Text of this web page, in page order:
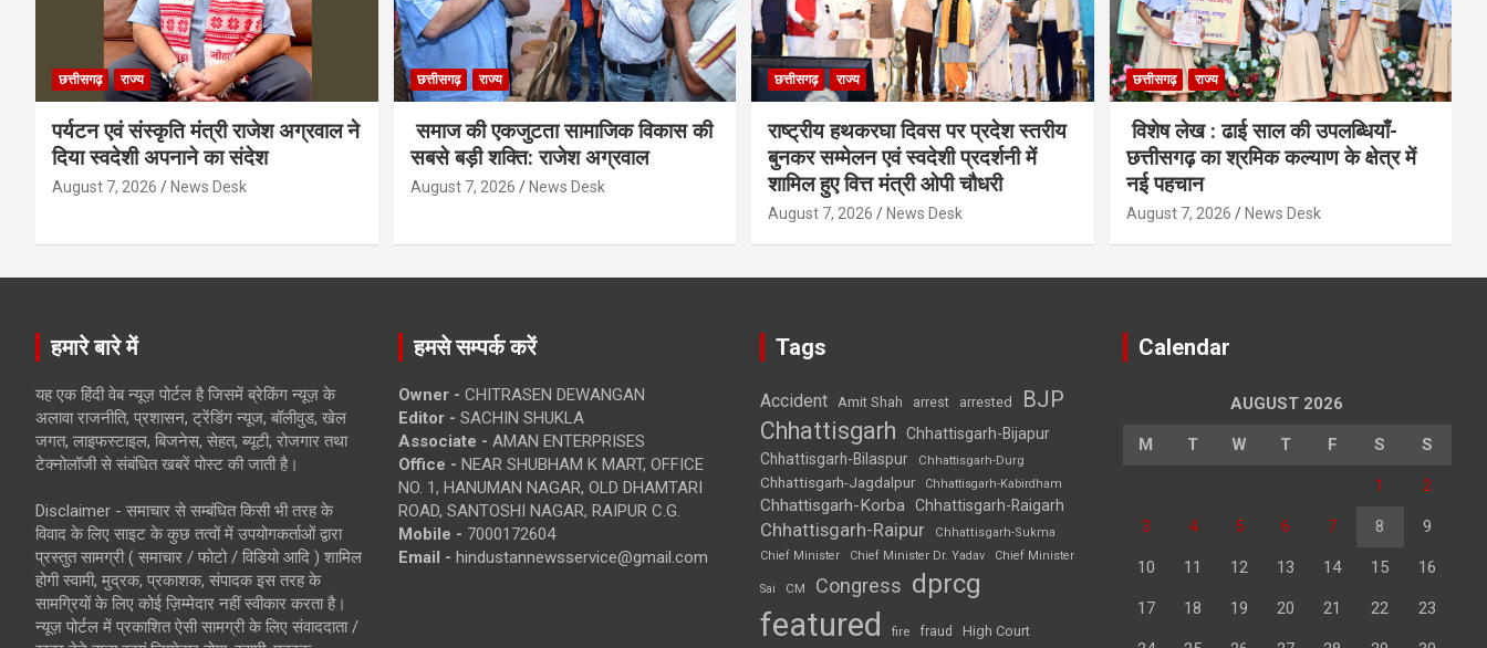
छत्तीसगढ़ राज्य
पर्यटन एवं संस्कृति मंत्री राजेश अग्रवाल ने
दिया स्वदेशी अपनाने का संदेश
August 7, 2026 News Desk
छत्तीसगढ़ राज्य
समाज की एकजुटता सामाजिक विकास की
सबसे बड़ी शक्ति: राजेश अग्रवाल
August 7, 2026 News Desk
छत्तीसगढ़ राज्य
राष्ट्रीय हथकरघा दिवस पर प्रदेश स्तरीय
बुनकर सम्मेलन एवं स्वदेशी प्रदर्शनी में
शामिल हुए वित्त मंत्री ओपी चौधरी
August 7, 2026 News Desk
छत्तीसगढ़ राज्य
विशेष लेख : ढाई साल की उपलब्धियाँ-
छत्तीसगढ़ का श्रमिक कल्याण के क्षेत्र में
नई पहचान
August 7, 2026 News Desk
हमारे बारे में
यह एक हिंदी वेब न्यूज़ पोर्टल है जिसमें ब्रेकिंग न्यूज़ के
अलावा राजनीति, प्रशासन, ट्रेंडिंग न्यूज, बॉलीवुड, खेल
जगत, लाइफस्टाइल, बिजनेस, सेहत, ब्यूटी, रोजगार तथा
टेक्नोलॉजी से संबंधित खबरें पोस्ट की जाती है।
Disclaimer - समाचार से सम्बंधित किसी भी तरह के
विवाद के लिए साइट के कुछ तत्वों में उपयोगकर्ताओं द्वारा
प्रस्तुत सामग्री ( समाचार / फोटो / विडियो आदि ) शामिल
होगी स्वामी, मुद्रक, प्रकाशक, संपादक इस तरह के
सामग्रियों के लिए कोई ज़िम्मेदार नहीं स्वीकार करता है।
न्यूज़ पोर्टल में प्रकाशित ऐसी सामग्री के लिए संवाददाता /
हमसे सम्पर्क करें
Owner - CHITRASEN DEWANGAN
Editor - SACHIN SHUKLA
Associate - AMAN ENTERPRISES
Office - NEAR SHUBHAM K MART, OFFICE
NO. 1, HANUMAN NAGAR, OLD DHAMTARI
ROAD, SANTOSHI NAGAR, RAIPUR C.G.
Mobile - 7000172604
Email - hindustannewsservice@gmail.com
Tags
Accident Amit Shah arrest arrested BJP
Chhattisgarh
Chhattisgarh-Bijapur
Chhattisgarh-Bilaspur
Chhattisgarh-Durg
Chhattisgarh-Jagdalpur Chhattisgarh-Kabirdham
Chhattisgarh-Korba Chhattisgarh-Raigarh
Chhattisgarh-Raipur
Chhattisgarh-Sukma
Chief Minister
Chief Minister Dr. Yadav Chief Minister
Sai CM Congress dprcg
featured fire fraud High Court
Calendar
AUGUST 2026
M T W T F S S
1 2
3 4 5 6 7 8 9
10 11 12 13 14 15 16
17 18 19 20 21 22 23